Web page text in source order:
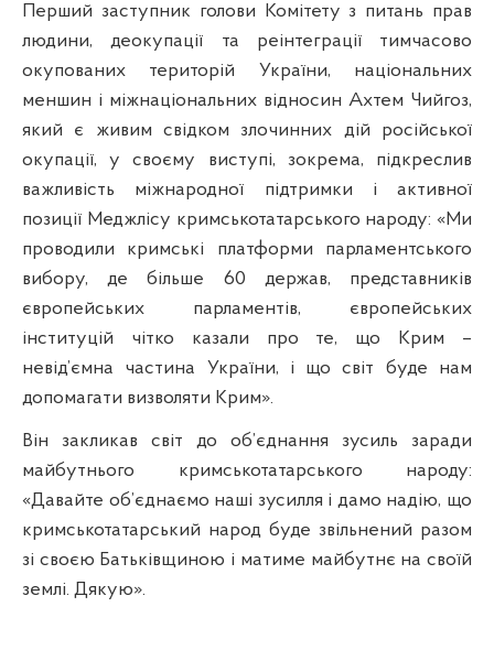
Перший заступник голови Комітету з питань прав
людини, деокупації та реінтеграції тимчасово
окупованих територій України, національних
меншин і міжнаціональних відносин Ахтем Чийгоз,
який є живим свідком злочинних дій російської
окупації, у своєму виступі, зокрема, підкреслив
важливість міжнародної підтримки і активної
позиції Меджлісу кримськотатарського народу: «Ми
проводили кримські платформи парламентського
вибору, де більше 60 держав, представників
європейських парламентів, європейських
інституцій чітко казали про те, що Крим –
невід’ємна частина України, і що світ буде нам
допомагати визволяти Крим».
Він закликав світ до об’єднання зусиль заради
майбутнього кримськотатарського народу:
«Давайте об’єднаємо наші зусилля і дамо надію, що
кримськотатарський народ буде звільнений разом
зі своєю Батьківщиною і матиме майбутнє на своїй
землі. Дякую».